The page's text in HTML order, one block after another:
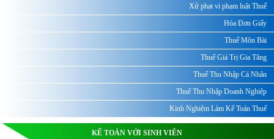
Xử phạt vi phạm luật Thuế
Hóa Đơn Giấy
Thuế Môn Bài
Thuế Giá Trị Gia Tăng
Thuế Thu Nhập Cá Nhân
Thuế Thu Nhập Doanh Nghiệp
Kinh Nghiệm Làm Kế Toán Thuế
KẾ TOÁN VỚI SINH VIÊN